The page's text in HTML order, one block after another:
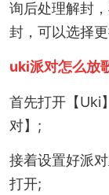
询后处理解封
封，可以选择
uki派对怎么放
首先打开【Uki
对】;
接着设置好派
打开;